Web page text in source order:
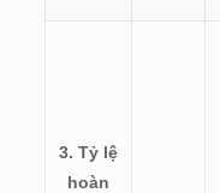
3. Tỷ lệ
hoàn